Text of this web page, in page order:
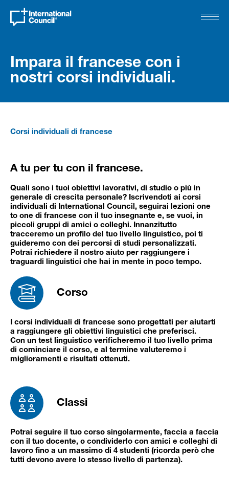
Impara il francese con i
nostri corsi individuali.
Corsi individuali di francese
A tu per tu con il francese.
Quali sono i tuoi obiettivi lavorativi, di studio o più in
generale di crescita personale? Iscrivendoti ai corsi
individuali di International Council, seguirai lezioni one
to one di francese con il tuo insegnante e, se vuoi, in
piccoli gruppi di amici o colleghi. Innanzitutto
tracceremo un profilo del tuo livello linguistico, poi ti
guideremo con dei percorsi di studi personalizzati.
Potrai richiedere il nostro aiuto per raggiungere i
traguardi linguistici che hai in mente in poco tempo.
Corso
I corsi individuali di francese sono progettati per aiutarti
a raggiungere gli obiettivi linguistici che preferisci.
Con un test linguistico verificheremo il tuo livello prima
di cominciare il corso, e al termine valuteremo i
miglioramenti e risultati ottenuti.
Classi
Potrai seguire il tuo corso singolarmente, faccia a faccia
con il tuo docente, o condividerlo con amici e colleghi di
lavoro fino a un massimo di 4 studenti (ricorda però che
tutti devono avere lo stesso livello di partenza).